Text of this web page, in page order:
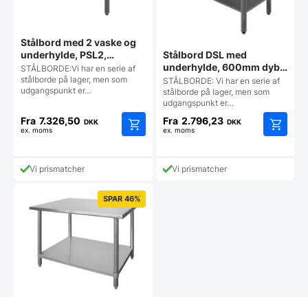
Stålbord med 2 vaske og
underhylde, PSL2,
700mm dyb i mange
længder
STÅLBORDE:Vi har en serie af
stålborde på lager, men som
udgangspunkt er…
Fra 7.326,50 DKK
ex. moms
vare
varianter.
Mulighederne
kan
vælges
varesiden
Vi prismatcher
Stålbord DSL med
underhylde, 600mm dyb i
mange længder
STÅLBORDE: Vi har en serie af
stålborde på lager, men som
udgangspunkt er…
Fra 2.796,23 DKK
ex. moms
vare
Vi prismatcher
SPAR 46%